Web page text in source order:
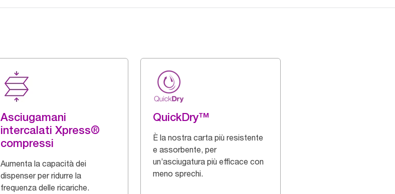
Asciugamani
intercalati Xpress®
compressi
Aumenta la capacità dei
dispenser per ridurre la
frequenza delle ricariche.
QuickDry™
È la nostra carta più resistente
e assorbente, per
un’asciugatura più efficace con
meno sprechi.